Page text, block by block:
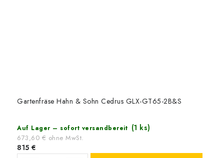
Gartenfräse Hahn & Sohn Cedrus GLX-GT65-2B&S
Auf Lager – sofort versandbereit (1 ks)
673,60 € ohne MwSt.
815 €